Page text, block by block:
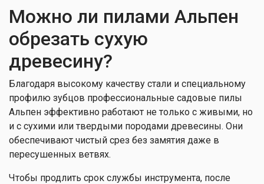
Можно ли пилами Альпен
обрезать сухую
древесину?
Благодаря высокому качеству стали и специальному
профилю зубцов профессиональные садовые пилы
Альпен эффективно работают не только с живыми, но
и с сухими или твердыми породами древесины. Они
обеспечивают чистый срез без замятия даже в
пересушенных ветвях.
Чтобы продлить срок службы инструмента, после